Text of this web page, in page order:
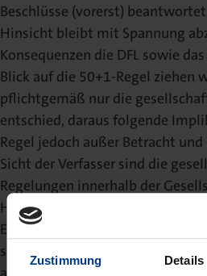
Zustimmung Details
Beschlüsse (vorerst)
Hinsicht bleibt mit Spannung
Konsequenzen die DFL sowie
Blick auf die 50+1-Regel ziehen
pflichtgemäß nur die
entschied, daraus folgende
Regel jedoch außer Betracht
Sicht der Verfasser sind die
Regelungen innerhalb der
Hannover 96 weiterhin nur
Einklang zu bringen.
sein,
wer von Kind